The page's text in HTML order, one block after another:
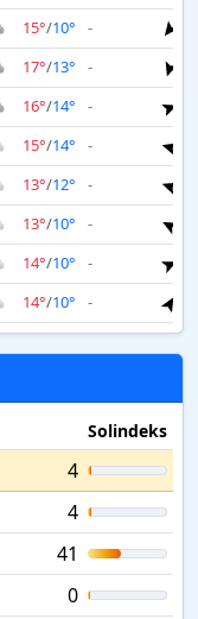
15°/10° -
17°/13° -
16°/14° -
15°/14° -
13°/12° -
13°/10° -
14°/10° -
14°/10° -
Solindeks
4
4
41
0